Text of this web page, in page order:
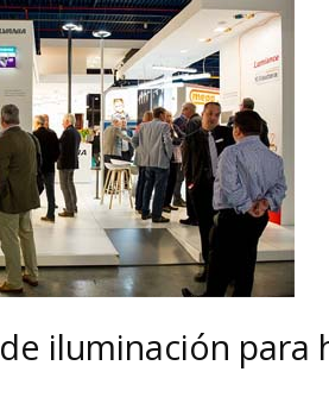
iluminación